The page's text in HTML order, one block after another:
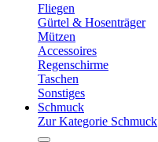
Fliegen
Gürtel & Hosenträger
Mützen
Accessoires
Regenschirme
Taschen
Sonstiges
Schmuck
Zur Kategorie Schmuck